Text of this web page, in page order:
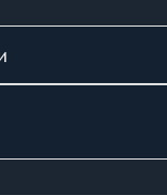
(рядом
маршрутами до
завода АСЗ,
РЖД -